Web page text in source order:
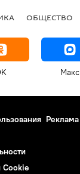
ОБЩЕСТВО
Макс
Реклама
Cookie